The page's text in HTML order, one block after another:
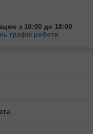
з 10:00 до 18:00
графік роботи